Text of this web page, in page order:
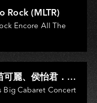
Rock (MLTR)
Encore All The
麗、侯怡君．
田、鳥來嬤-吳
Big Cabaret Concert